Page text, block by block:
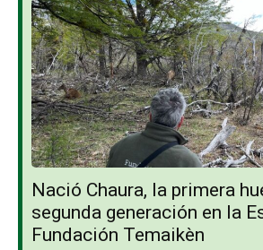
Nació Chaura, la primera
segunda generación en la
Fundación Temaikèn